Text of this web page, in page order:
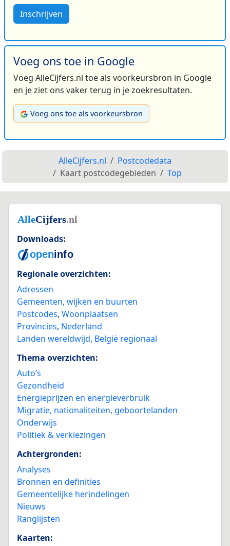
Inschrijven
Voeg ons toe in Google
Voeg AlleCijfers.nl toe als voorkeursbron in Google
en je ziet ons vaker terug in je zoekresultaten.
Voeg ons toe als voorkeursbron
AlleCijfers.nl
Postcodedata
Kaart postcodegebieden
Top
Downloads:
Regionale overzichten:
Adressen
Gemeenten, wijken en buurten
Postcodes, Woonplaatsen
Provincies, Nederland
Landen wereldwijd, België regionaal
Thema overzichten:
Auto’s
Gezondheid
Energieprijzen en energieverbruik
Migratie, nationaliteiten, geboortelanden
Onderwijs
Politiek & verkiezingen
Achtergronden:
Analyses
Bronnen en definities
Gemeentelijke herindelingen
Nieuws
Ranglijsten
Kaarten: